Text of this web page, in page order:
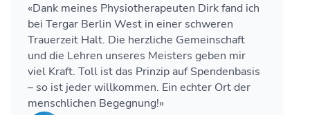
«Dank meines Physiotherapeuten Dirk fand ich
bei Tergar Berlin West in einer schweren
Trauerzeit Halt. Die herzliche Gemeinschaft
und die Lehren unseres Meisters geben mir
viel Kraft. Toll ist das Prinzip auf Spendenbasis
– so ist jeder willkommen. Ein echter Ort der
menschlichen Begegnung!»